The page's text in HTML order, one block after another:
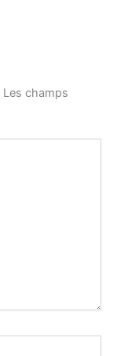
Les champs